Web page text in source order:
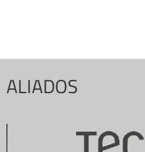
ALIADOS